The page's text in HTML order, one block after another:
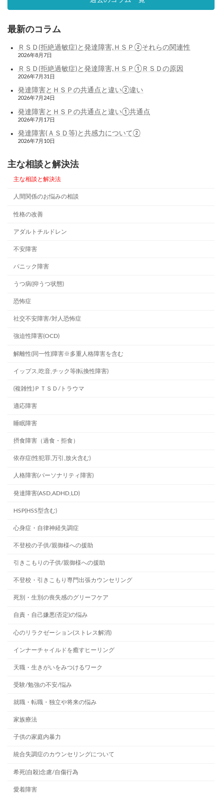
最新のコラム
ＲＳＤ(拒絶過敏症)と発達障害,ＨＳＰ②それらの関連性
2026年8月7日
ＲＳＤ(拒絶過敏症)と発達障害,ＨＳＰ①ＲＳＤの原因
2026年7月31日
発達障害とＨＳＰの共通点と違い②違い
2026年7月24日
発達障害とＨＳＰの共通点と違い①共通点
2026年7月17日
発達障害(ＡＳＤ等)と共感力について②
2026年7月10日
主な相談と解決法
主な相談と解決法
人間関係のお悩みの相談
性格の改善
アダルトチルドレン
不安障害
パニック障害
うつ病(抑うつ状態)
恐怖症
社交不安障害/対人恐怖症
強迫性障害(OCD)
解離性(同一性)障害※多重人格障害を含む
イップス,吃音,チック等(転換性障害)
(複雑性)ＰＴＳＤ/トラウマ
適応障害
睡眠障害
摂食障害（過食・拒食）
依存症(性犯罪,万引,放火含む)
人格障害(パーソナリティ障害)
発達障害(ASD,ADHD,LD)
HSP(HSS型含む)
心身症・自律神経失調症
不登校の子供/親御様への援助
引きこもりの子供/親御様への援助
不登校・引きこもり専門出張カウンセリング
死別・生別の喪失感のグリーフケア
自責・自己嫌悪(否定)の悩み
心のリラクゼーション(ストレス解消)
インナーチャイルドを癒すヒーリング
天職・生きがいをみつけるワーク
受験/勉強の不安/悩み
就職・転職・独立や将来の悩み
家族療法
子供の家庭内暴力
統合失調症のカウンセリングについて
希死(自殺)念慮/自傷行為
愛着障害